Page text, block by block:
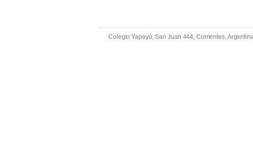
Colegio Yapeyú, San Juan 444, Corrientes,